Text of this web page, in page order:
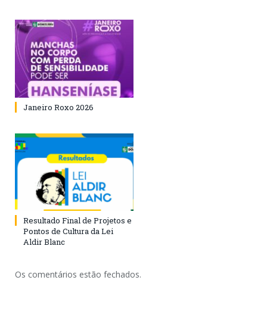
Janeiro Roxo 2026
Resultado Final de Projetos e
Pontos de Cultura da Lei
Aldir Blanc
Os comentários estão fechados.